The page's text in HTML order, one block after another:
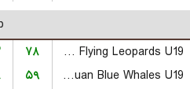
۷۸ Liaoning Flying Leopards U19
۵۹ Sichuan Blue Whales U19